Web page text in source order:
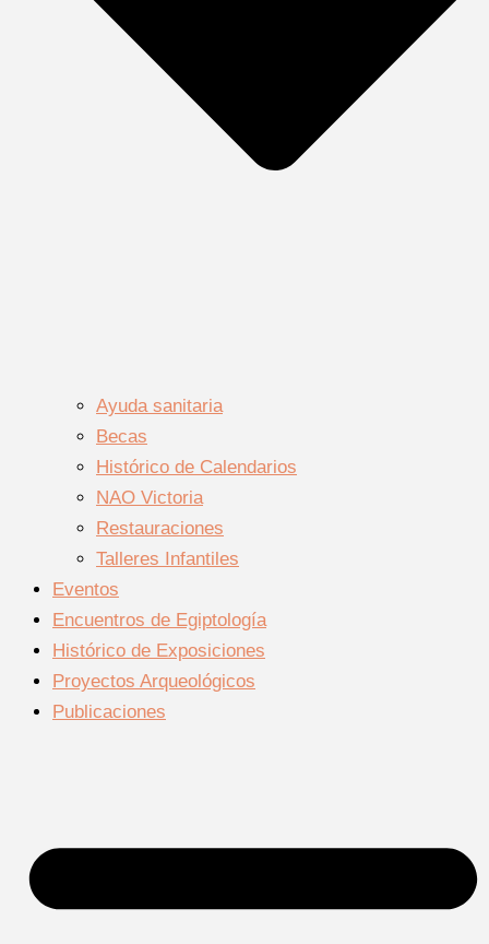
Ayuda sanitaria
Becas
Histórico de Calendarios
NAO Victoria
Restauraciones
Talleres Infantiles
Eventos
Encuentros de Egiptología
Histórico de Exposiciones
Proyectos Arqueológicos
Publicaciones